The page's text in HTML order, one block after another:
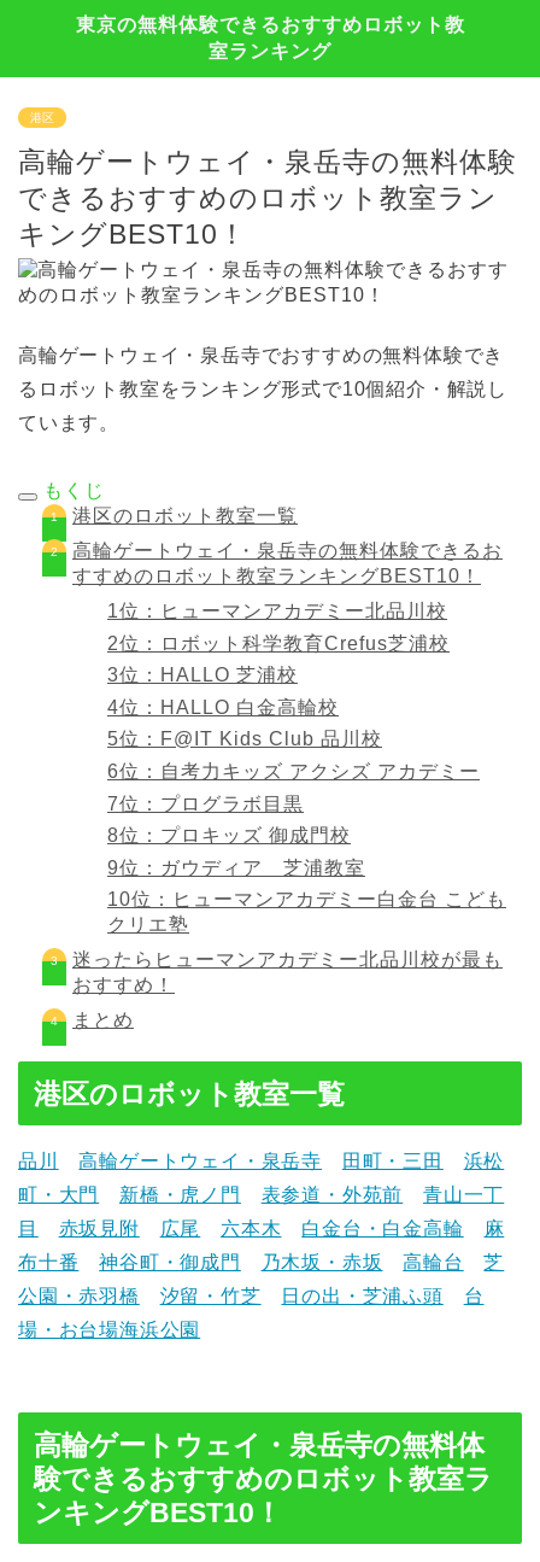
東京の無料体験できるおすすめロボット教
室ランキング
港区
高輪ゲートウェイ・泉岳寺の無料体験
できるおすすめのロボット教室ラン
キングBEST10！
高輪ゲートウェイ・泉岳寺でおすすめの無料体験でき
るロボット教室をランキング形式で10個紹介・解説し
ています。
もくじ
港区のロボット教室一覧
高輪ゲートウェイ・泉岳寺の無料体験できるお
すすめのロボット教室ランキングBEST10！
1位：ヒューマンアカデミー北品川校
2位：ロボット科学教育Crefus芝浦校
3位：HALLO 芝浦校
4位：HALLO 白金高輪校
5位：F@IT Kids Club 品川校
6位：自考力キッズ アクシズ アカデミー
7位：プログラボ目黒
8位：プロキッズ 御成門校
9位：ガウディア 芝浦教室
10位：ヒューマンアカデミー白金台 こども
クリエ塾
迷ったらヒューマンアカデミー北品川校が最も
おすすめ！
まとめ
港区のロボット教室一覧
品川 高輪ゲートウェイ・泉岳寺 田町・三田
浜松
町・大門
新橋・虎ノ門 表参道・外苑前
青山一丁
目
赤坂見附 広尾 六本木 白金台・白金高輪
麻
布十番
神谷町・御成門 乃木坂・赤坂 高輪台
芝
公園・赤羽橋
汐留・竹芝 日の出・芝浦ふ頭
台
場・お台場海浜公園
高輪ゲートウェイ・泉岳寺の無料体
験できるおすすめのロボット教室ラ
ンキングBEST10！